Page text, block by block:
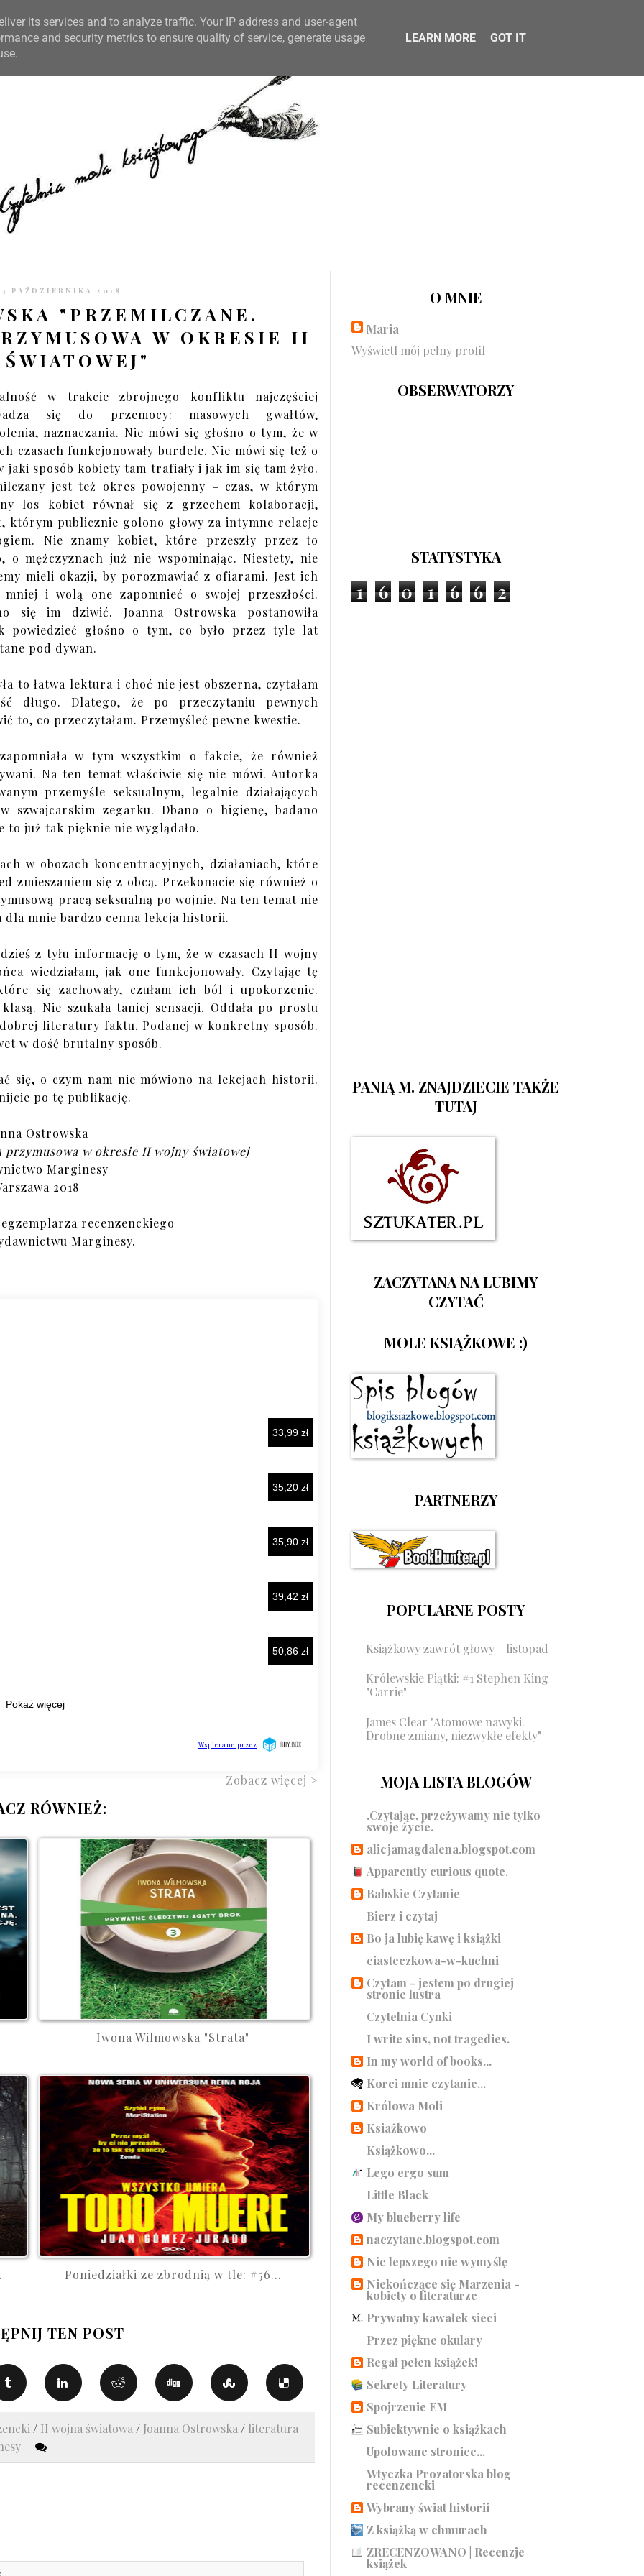
KONTAKT CZYTELNIA PO GODZINACH
PAŹDZIERNIKA 2018
"PRZEMILCZANE.
W OKRESIE II
w trakcie zbrojnego konfliktu najczęściej
się do przemocy: masowych gwałtów,
naznaczania. Nie mówi się głośno o tym, że w
czasach funkcjonowały burdele. Nie mówi się też o
jaki sposób kobiety tam trafiały i jak im się tam żyło.
jest też okres powojenny – czas, w którym
los kobiet równał się z grzechem kolaboracji,
którym publicznie golono głowy za intymne relacje
Nie znamy kobiet, które przeszły przez to
o mężczyznach już nie wspominając. Niestety, nie
mieli okazji, by porozmawiać z ofiarami. Jest ich
mniej i wolą one zapomnieć o swojej przeszłości.
się im dziwić. Joanna Ostrowska postanowiła
powiedzieć głośno o tym, co było przez tyle lat
pod dywan.
to łatwa lektura i choć nie jest obszerna, czytałam
długo. Dlatego, że po przeczytaniu pewnych
to, co przeczytałam. Przemyśleć pewne kwestie.
w tym wszystkim o fakcie, że również
Na ten temat właściwie się nie mówi. Autorka
przemyśle seksualnym, legalnie działających
zegarku. Dbano o higienę, badano
to już tak pięknie nie wyglądało.
w obozach koncentracyjnych, działaniach, które
zmieszaniem się z obcą. Przekonacie się również o
pracą seksualną po wojnie. Na ten temat nie
dla mnie bardzo cenna lekcja historii.
z tyłu informację o tym, że w czasach II wojny
wiedziałam, jak one funkcjonowały. Czytając tę
się zachowały, czułam ich ból i upokorzenie.
Nie szukała taniej sensacji. Oddała po prostu
literatury faktu. Podanej w konkretny sposób.
w dość brutalny sposób.
się, o czym nam nie mówiono na lekcjach historii.
po tę publikację.
Ostrowska
przymusowa w okresie II wojny światowej
Marginesy
2018
recenzenckiego
Marginesy.
Zobacz więcej >
RÓWNIEŻ:
Iwona Wilmowska "Strata"
Poniedziałki ze zbrodnią w tle: #56...
TEN POST
/ II wojna światowa / Joanna Ostrowska / literatura
O MNIE
Maria
Wyświetl mój pełny profil
OBSERWATORZY
STATYSTYKA
1 6 0 1 6 6 2
PANIĄ M. ZNAJDZIECIE TAKŻE
TUTAJ
ZACZYTANA NA LUBIMY
CZYTAĆ
MOLE KSIĄŻKOWE :)
PARTNERZY
POPULARNE POSTY
Książkowy zawrót głowy - listopad
Królewskie Piątki: #1 Stephen King
"Carrie"
James Clear "Atomowe nawyki.
Drobne zmiany, niezwykłe efekty"
MOJA LISTA BLOGÓW
.Czytając, przeżywamy nie tylko
swoje życie.
alicjamagdalena.blogspot.com
Apparently curious quote.
Babskie Czytanie
Bierz i czytaj
Bo ja lubię kawę i książki
ciasteczkowa-w-kuchni
Czytam - jestem po drugiej
stronie lustra
Czytelnia Cynki
I write sins, not tragedies.
In my world of books...
Korci mnie czytanie...
Królowa Moli
Ksiażkowo
Książkowo...
Lego ergo sum
Little Black
My blueberry life
naczytane.blogspot.com
Nic lepszego nie wymyślę
Niekończące się Marzenia -
kobiety o literaturze
Prywatny kawałek sieci
Przez piękne okulary
Regał pełen książek!
Sekrety Literatury
Spojrzenie EM
Subiektywnie o książkach
Upolowane stronice...
Wtyczka Prozatorska blog
recenzencki
Wybrany świat historii
Z książką w chmurach
ZRECENZOWANO | Recenzje
książek
its services and to analyze traffic. Your IP address and user-agent
and security metrics to ensure quality of service, generate usage
LEARN MORE GOT IT